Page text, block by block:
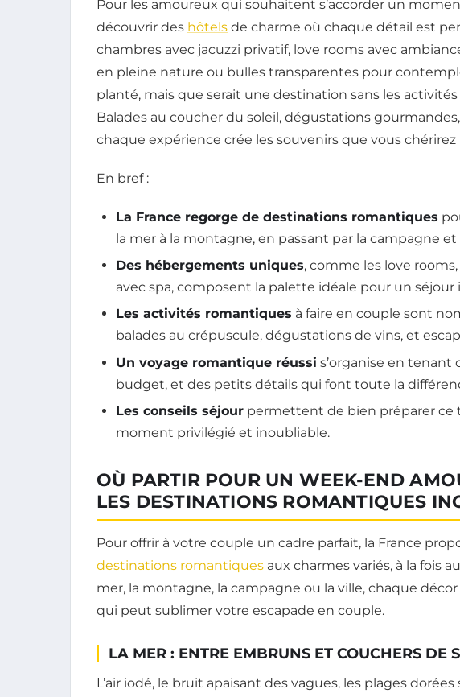
Pour les amoureux qui souhaitent s’accorder un
découvrir des hôtels de charme où chaque détail est
chambres avec jacuzzi privatif, love rooms avec
en pleine nature ou bulles transparentes pour
planté, mais que serait une destination sans les
Balades au coucher du soleil, dégustations
chaque expérience crée les souvenirs que vous
En bref :
La France regorge de destinations romantiques
la mer à la montagne, en passant par la campagne
Des hébergements uniques, comme les love
avec spa, composent la palette idéale pour un séjour
Les activités romantiques à faire en couple sont
balades au crépuscule, dégustations de vins, et
Un voyage romantique réussi s’organise en tenant
budget, et des petits détails qui font toute la
Les conseils séjour permettent de bien préparer ce
moment privilégié et inoubliable.
OÙ PARTIR POUR UN WEEK-END
LES DESTINATIONS ROMANTIQUES
Pour offrir à votre couple un cadre parfait, la France
destinations romantiques aux charmes variés, à la fois
mer, la montagne, la campagne ou la ville, chaque
qui peut sublimer votre escapade en couple.
LA MER : ENTRE EMBRUNS ET COUCHERS DE
L’air iodé, le bruit apaisant des vagues, les plages